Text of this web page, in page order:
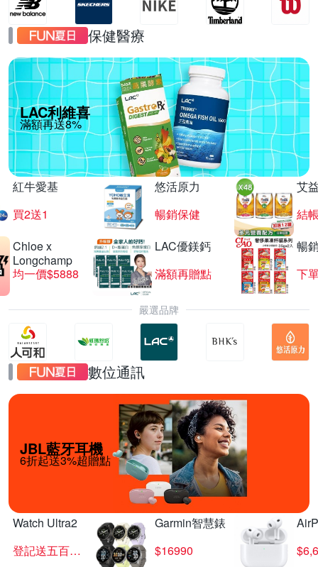
保健醫療
LAC利維喜
滿額再送8%
紅牛愛基
買2送1
悠活原力
暢銷保健
艾
結
Chloe x
Longchamp
均一價$5888
LAC優鎂鈣
滿額再贈點
暢
下
嚴選品牌
數位通訊
JBL藍牙耳機
6折起送3%超贈點
Watch Ultra2
登記送五百超贈點
Garmin智慧錶
$16990